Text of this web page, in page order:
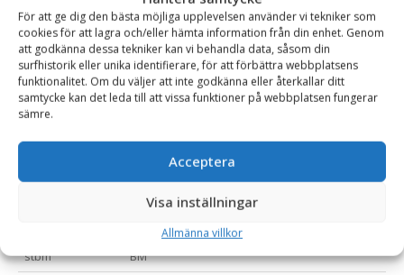
För att ge dig den bästa möjliga upplevelsen använder vi tekniker som
cookies för att lagra och/eller hämta information från din enhet. Genom
att godkänna dessa tekniker kan vi behandla data, såsom din
surfhistorik eller unika identifierare, för att förbättra webbplatsens
funktionalitet. Om du väljer att inte godkänna eller återkallar ditt
samtycke kan det leda till att vissa funktioner på webbplatsen fungerar
sämre.
Acceptera
Visa inställningar
Allmänna villkor
Utbytbara sparstål på gaffelbenen är standard
Avrundad fångarmsspets som ger mindre skada på virket
Hydraulcylindrar med ändlägesdämpning
Varianttabell
Area (m2)
BM
stbm
BM
1.8 m2